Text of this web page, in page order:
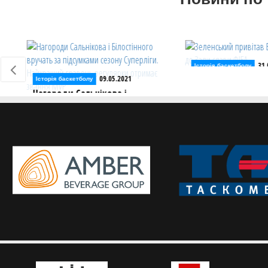
Історія баскетболу 09.05.2021
Нагороди Сальнікова і
Білостінного вручать за
Цього сезону визначать MVP
регулярного чемпіонату та MVP
фінальної серії Суперліги Паріматч
Історія баскетболу 31.03.2021
Напередодні ФІБА